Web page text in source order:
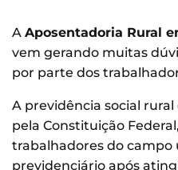
A Aposentadoria Rural
vem gerando muitas
por parte dos
A previdência social
pela Constituição
trabalhadores do campo
previdenciário após